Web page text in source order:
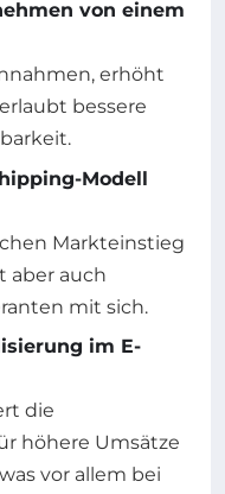
von einem
erhöht
bessere
Modell
Markteinstieg
aber auch
mit sich.
im E-
die
höhere Umsätze
vor allem bei